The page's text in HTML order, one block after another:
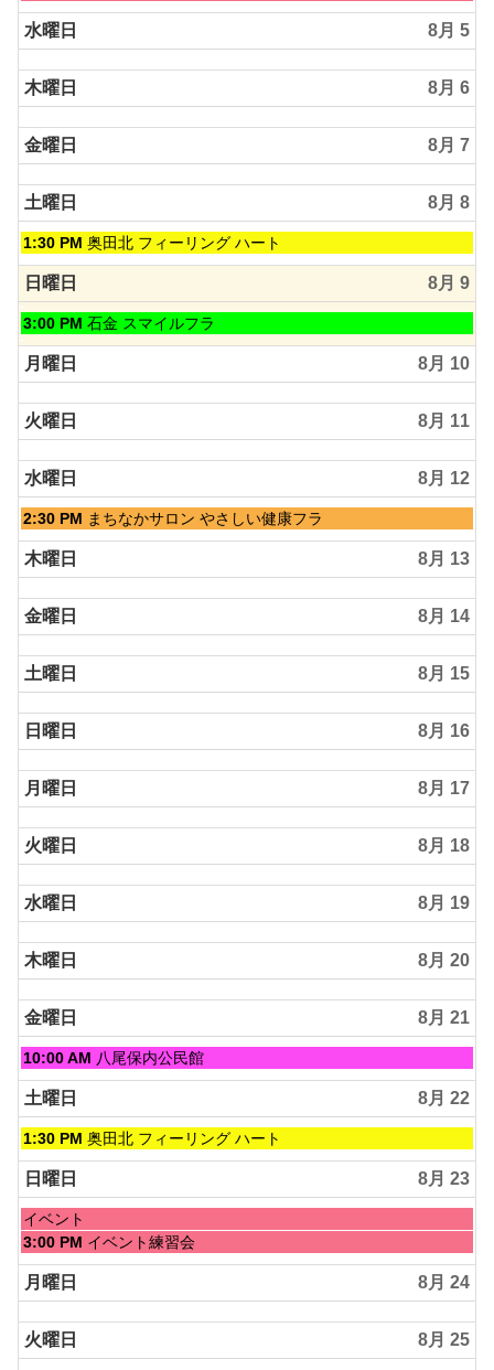
3rd
2026
曜
日,
8
月
4th
2026
水曜日 8月 5
木曜日 8月 6
金曜日 8月 7
土曜日 8月 8
土
曜
日,
8
月
8th
2026
1:30 PM 奥田北 フィーリング ハート
日曜日 8月 9
日
曜
日,
8
月
9th
2026
3:00 PM 石金 スマイルフラ
月曜日 8月 10
火曜日 8月 11
水曜日 8月 12
水
曜
日,
8
月
12th
2026
2:30 PM まちなかサロン やさしい健康フラ
木曜日 8月 13
金曜日 8月 14
土曜日 8月 15
日曜日 8月 16
月曜日 8月 17
火曜日 8月 18
水曜日 8月 19
木曜日 8月 20
金曜日 8月 21
金
曜
日,
8
月
21st
2026
10:00 AM 八尾保内公民館
土曜日 8月 22
土
曜
日,
8
月
22nd
2026
1:30 PM 奥田北 フィーリング ハート
日曜日 8月 23
日
曜
日,
8
月
2026
イベント
日
曜
日,
8
月
23rd
2026
3:00 PM イベント練習会
月曜日 8月 24
火曜日 8月 25